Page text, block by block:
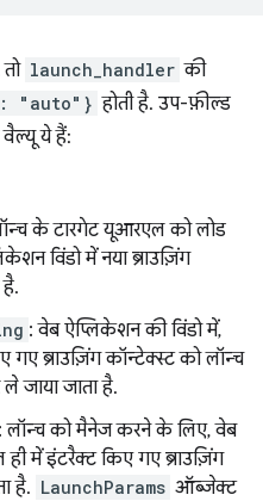
launch_handler की
"auto"} होती है. उप-फ़ील्ड
ये हैं:
के टारगेट यूआरएल को लोड
विंडो में नया ब्राउज़िंग
है.
: वेब ऐप्लिकेशन की विंडो में,
गए ब्राउज़िंग कॉन्टेक्स्ट को लॉन्च
जाया जाता है.
: लॉन्च को मैनेज करने के लिए, वेब
में इंटरैक्ट किए गए ब्राउज़िंग
है. LaunchParams ऑब्जेक्ट